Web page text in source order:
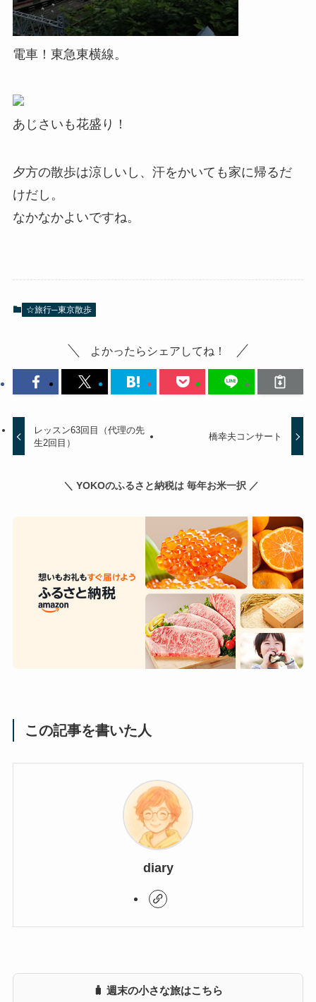
電車！東急東横線。
あじさいも花盛り！
夕方の散歩は涼しいし、汗をかいても家に帰るだ
けだし。
なかなかよいですね。
☆旅行─東京散歩
よかったらシェアしてね！
レッスン63回目（代理の先
生2回目）
橋幸夫コンサート
＼ YOKOのふるさと納税は 毎年お米一択 ／
この記事を書いた人
diary
🧳 週末の小さな旅はこちら